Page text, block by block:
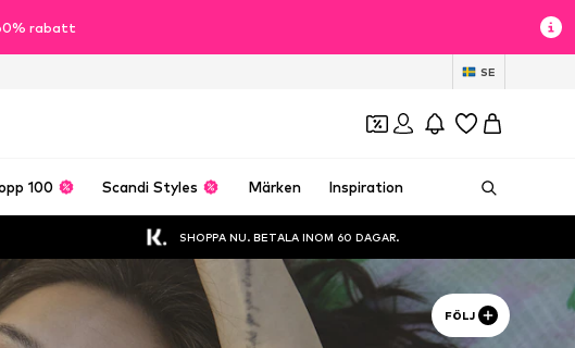
rabatt
SE
100 Scandi Styles Märken Inspiration
SHOPPA NU. BETALA INOM 60 DAGAR.
FÖLJ